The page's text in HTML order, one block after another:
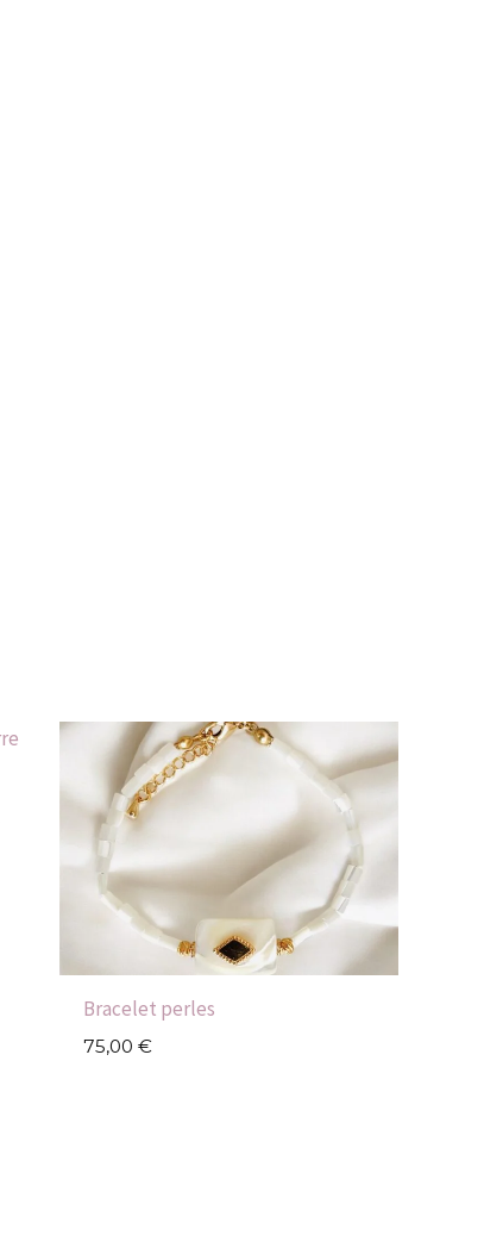
Bracelet perles
75,00€